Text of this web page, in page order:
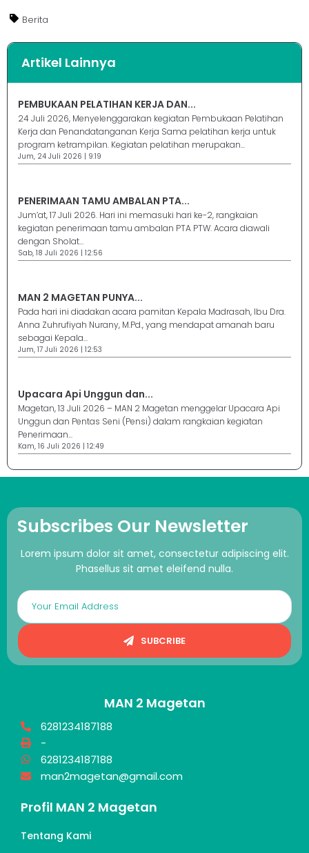
Berita
Artikel Lainnya
PEMBUKAAN PELATIHAN KERJA DAN...
24 Juli 2026, Menyelenggarakan kegiatan Pembukaan Pelatihan
Kerja dan Penandatanganan Kerja Sama pelatihan kerja untuk
program ketrampilan. Kegiatan pelatihan merupakan...
Jum, 24 Juli 2026 | 9:19
PENERIMAAN TAMU AMBALAN PTA...
Jum’at, 17 Juli 2026. Hari ini memasuki hari ke-2, rangkaian
kegiatan penerimaan tamu ambalan PTA PTW. Acara diawali
dengan Sholat...
Sab, 18 Juli 2026 | 12:56
MAN 2 MAGETAN PUNYA...
Pada hari ini diadakan acara pamitan Kepala Madrasah, Ibu Dra.
Anna Zuhrufiyah Nurany, M.Pd., yang mendapat amanah baru
sebagai Kepala...
Jum, 17 Juli 2026 | 12:53
Upacara Api Unggun dan...
Magetan, 13 Juli 2026 – MAN 2 Magetan menggelar Upacara Api
Unggun dan Pentas Seni (Pensi) dalam rangkaian kegiatan
Penerimaan...
Kam, 16 Juli 2026 | 12:49
Subscribes Our Newsletter
Lorem ipsum dolor sit amet, consectetur adipiscing elit.
Phasellus sit amet eleifend nulla.
SUBCRIBE
MAN 2 Magetan
6281234187188
-
6281234187188
man2magetan@gmail.com
Profil MAN 2 Magetan
Tentang Kami